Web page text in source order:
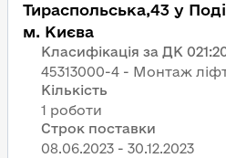
Тираспольська,43 у
м. Києва
Класифікація за ДК
45313000-4 - Монтаж
Кількість
1 роботи
Строк поставки